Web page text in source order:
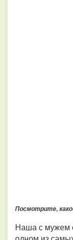
Посмотрите,
Наша с мужем